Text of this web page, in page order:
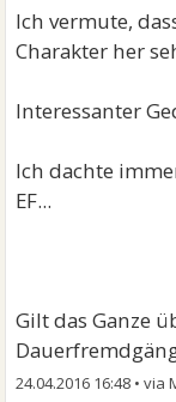
Ich vermute,
Charakter her
Interessanter
Ich dachte
EF...
Gilt das Ganze
24.04.2016 16:48 •